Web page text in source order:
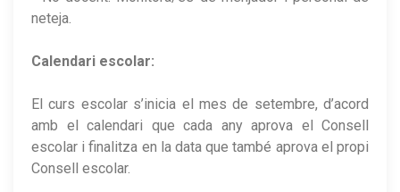
neteja.
Calendari escolar:
El curs escolar s’inicia el mes de setembre, d’acord
amb el calendari que cada any aprova el Consell
escolar i finalitza en la data que també aprova el propi
Consell escolar.